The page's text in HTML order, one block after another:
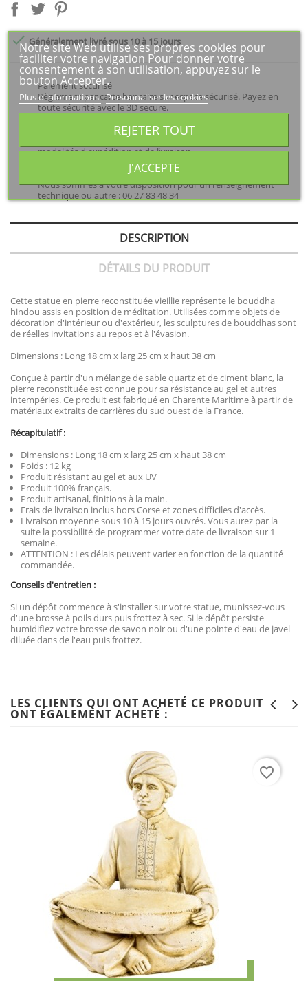
 Généralement livré sous 10 à 15 jours
Paiement sécurisé
Règlement par carte bancaire sur espace sécurisé. Payez en
toute sécurité avec le 3D secure.
Prix de transport compris
Le coût du transport est dans les prix de vente. Voir les
modalités d'expédition et de livraison.
Besoin d'un renseignement ?
Nous sommes à votre disposition pour un renseignement
technique ou autre : 06 27 83 48 34
DESCRIPTION
DÉTAILS DU PRODUIT
Cette statue en pierre reconstituée vieillie représente le bouddha
hindou assis en position de méditation. Utilisées comme objets de
décoration d'intérieur ou d'extérieur, les sculptures de bouddhas sont
de réelles invitations au repos et à l'évasion.
Dimensions : Long 18 cm x larg 25 cm x haut 38 cm
Conçue à partir d'un mélange de sable quartz et de ciment blanc, la
pierre reconstituée est connue pour sa résistance au gel et autres
intempéries. Ce produit est fabriqué en Charente Maritime à partir de
matériaux extraits de carrières du sud ouest de la France.
Récapitulatif :
Dimensions : Long 18 cm x larg 25 cm x haut 38 cm
Poids : 12 kg
Produit résistant au gel et aux UV
Produit 100% français.
Produit artisanal, finitions à la main.
Frais de livraison inclus hors Corse et zones difficiles d'accès.
Livraison moyenne sous 10 à 15 jours ouvrés. Vous aurez par la
suite la possibilité de programmer votre date de livraison sur 1
semaine.
ATTENTION : Les délais peuvent varier en fonction de la quantité
commandée.
Conseils d'entretien :
Si un dépôt commence à s'installer sur votre statue, munissez-vous
d'une brosse à poils durs puis frottez à sec. Si le dépôt persiste
humidifiez votre brosse de savon noir ou d'une pointe d'eau de javel
diluée dans de l'eau puis frottez.
LES CLIENTS QUI ONT ACHETÉ CE PRODUIT
ONT ÉGALEMENT ACHETÉ :
favorite_border
CLIQUEZ ICI POUR LAISSER UN COMMENTAIRE
Notre site Web utilise ses propres cookies pour
faciliter votre navigation Pour donner votre
consentement à son utilisation, appuyez sur le
bouton Accepter.
Plus d'informations Personnaliser les cookies
REJETER TOUT
J'ACCEPTE